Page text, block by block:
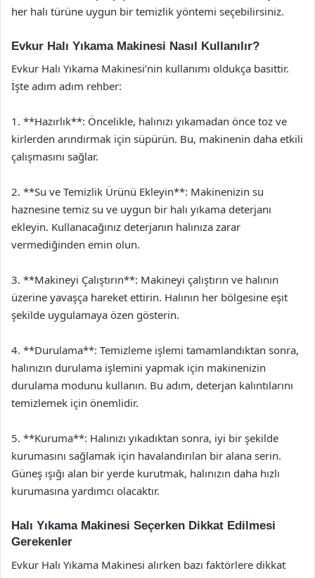
her halı türüne uygun bir temizlik yöntemi seçebilirsiniz.
Evkur Halı Yıkama Makinesi Nasıl Kullanılır?
Evkur Halı Yıkama Makinesi’nin kullanımı oldukça basittir.
İşte adım adım rehber:
1. **Hazırlık**: Öncelikle, halınızı yıkamadan önce toz ve
kirlerden arındırmak için süpürün. Bu, makinenin daha etkili
çalışmasını sağlar.
2. **Su ve Temizlik Ürünü Ekleyin**: Makinenizin su
haznesine temiz su ve uygun bir halı yıkama deterjanı
ekleyin. Kullanacağınız deterjanın halınıza zarar
vermediğinden emin olun.
3. **Makineyi Çalıştırın**: Makineyi çalıştırın ve halının
üzerine yavaşça hareket ettirin. Halının her bölgesine eşit
şekilde uygulamaya özen gösterin.
4. **Durulama**: Temizleme işlemi tamamlandıktan sonra,
halınızın durulama işlemini yapmak için makinenizin
durulama modunu kullanın. Bu adım, deterjan kalıntılarını
temizlemek için önemlidir.
5. **Kuruma**: Halınızı yıkadıktan sonra, iyi bir şekilde
kurumasını sağlamak için havalandırılan bir alana serin.
Güneş ışığı alan bir yerde kurutmak, halınızın daha hızlı
kurumasına yardımcı olacaktır.
Halı Yıkama Makinesi Seçerken Dikkat Edilmesi
Gerekenler
Evkur Halı Yıkama Makinesi alırken bazı faktörlere dikkat